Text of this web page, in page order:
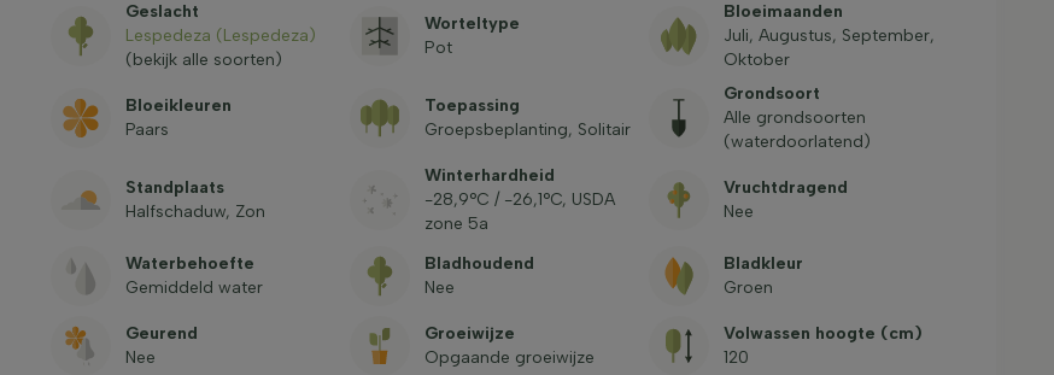
Geslacht
Lespedeza (Lespedeza)
(bekijk alle soorten)
Worteltype
Pot
Bloeimaanden
Juli, Augustus, September,
Oktober
Bloeikleuren
Paars
Toepassing
Groepsbeplanting, Solitair
Grondsoort
Alle grondsoorten
(waterdoorlatend)
Standplaats
Halfschaduw, Zon
Winterhardheid
-28,9°C / -26,1°C, USDA
zone 5a
Vruchtdragend
Nee
Waterbehoefte
Gemiddeld water
Bladhoudend
Nee
Bladkleur
Groen
Geurend
Nee
Groeiwijze
Opgaande groeiwijze
Volwassen hoogte (cm)
120